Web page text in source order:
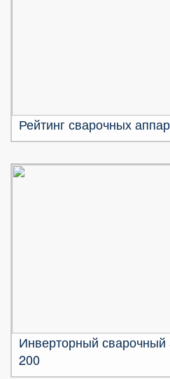
Рейтинг сварочных
Инверторный сварочный
200